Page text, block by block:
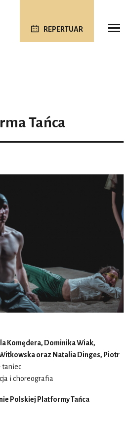
REPERTUAR
Tańca
Komędera, Dominika Wiak,
oraz Natalia Dinges, Piotr
taniec
i choreografia
Polskiej Platformy Tańca